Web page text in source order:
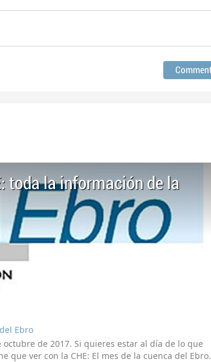
toda la información de la
Ebro
de 2017. Si quieres estar al día de lo que
que ver con la CHE: El mes de la cuenca del Ebro.